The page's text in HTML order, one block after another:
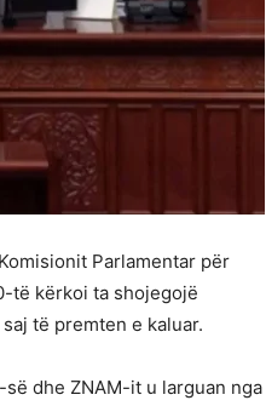
Parlamentar për
të kërkoi ta shojegojë
të premten e kaluar.
dhe ZNAM-it u larguan nga